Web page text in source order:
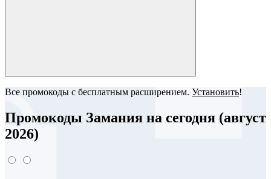
Все промокоды с бесплатным расширением. Установить!
Промокоды Замания на сегодня (август
2026)